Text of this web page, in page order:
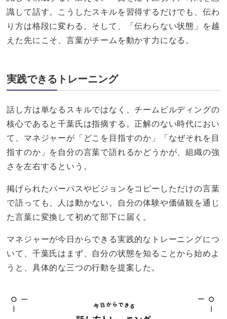
識して話す。こうしたスキルを習得するだけでも、伝わ
り方は格段に変わる。そして、「伝わらない状態」を越
えた先にこそ、言葉がチームを動かす力になる。
実践できるトレーニング
話し方は単なるスキルではなく、チームビルディングの
核心であると千葉氏は指摘する。正解のない時代におい
て、マネジャーが「どこを目指すのか」「なぜそれを目
指すのか」を自分の言葉で語れるかどうかが、組織の強
さを左右するという。
掲げられたパーパスやビジョンをコピーしただけの言葉
で語っても、人は動かない。自分の体験や価値観を通じ
た言葉に変換して初めて部下に届く。
マネジャーが今日からできる実践的なトレーニングにつ
いて、千葉氏はまず、自分の状態を知ることから始めよ
うと、具体的な三つの行動を提案した。